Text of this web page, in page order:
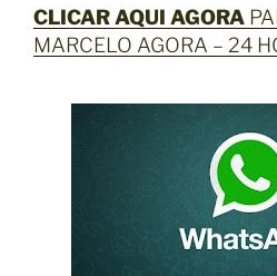
CLICAR AQUI AGORA
MARCELO AGORA – 24